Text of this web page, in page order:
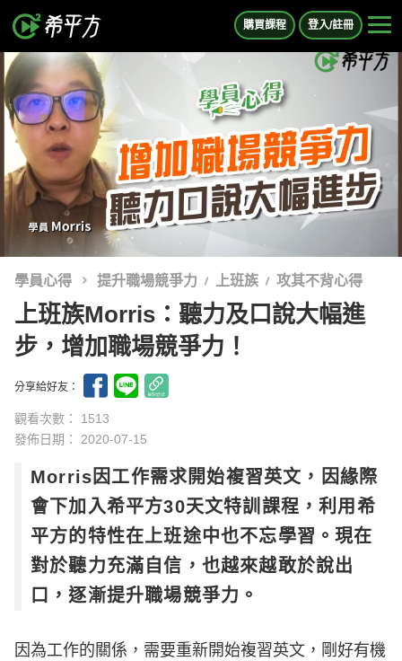
購買課程 登入/註冊
學員心得 提升職場競爭力 上班族 攻其不背心得
上班族Morris：聽力及口說大幅進
步，增加職場競爭力！
分享給好友：
觀看次數： 1513
發佈日期： 2020-07-15
Morris因工作需求開始複習英文，因緣際
會下加入希平方30天文特訓課程，利用希
平方的特性在上班途中也不忘學習。現在
對於聽力充滿自信，也越來越敢於說出
口，逐漸提升職場競爭力。
因為工作的關係，需要重新開始複習英文，剛好有機